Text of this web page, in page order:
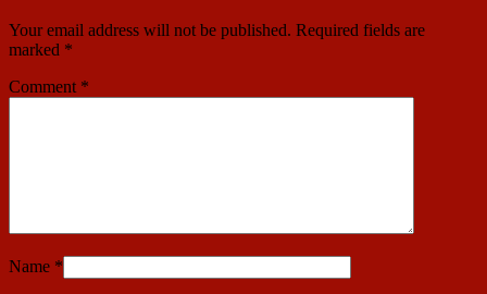
Your email address will not be published. Required fields are
marked *
Comment *
Name *